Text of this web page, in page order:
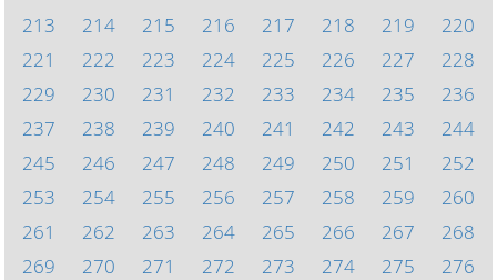
213
214 215 216 217 218 219
220
221
222 223 224 225 226 227
228
229
230 231 232 233 234 235
236
237
238 239 240 241 242 243
244
245
246 247 248 249 250 251
252
253
254 255 256 257 258 259
260
261
262 263 264 265 266 267
268
269
270 271 272 273 274 275
276